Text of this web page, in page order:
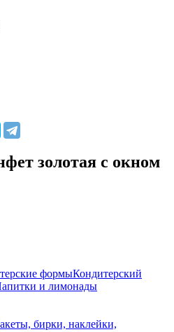
золотая с окном
формыКондитерский
и лимонады
бирки, наклейки,